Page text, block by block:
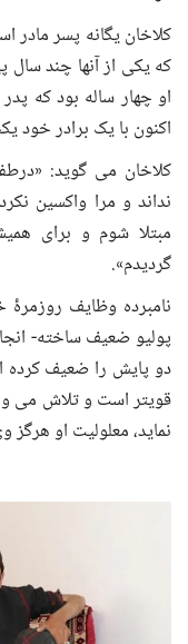
کلاخان یگانه پسر مادر
که یکی از آنها چند سال
او چهار ساله بود که
اکنون با یک برادر خود
کلاخان می گوید:
نداند و مرا واکسین
مبتلا شوم و برای
گردیدم».
نامبرده وظایف
پولیو ضعیف ساخته-
دو پایش را ضعیف کرده
نماید، معلولیت او